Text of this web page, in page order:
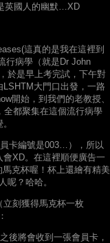
英國人的幽默…XD
這真的是我在這裡到
行病學（就是Dr John
於是早上考完試，下午對
大門口出發，一路
開始，到我們的老教授、
全都聚集在這個流行病學
卡編號是003…），所以
XD。在這裡順便廣告一
克杯喔！杯上還繪有精美
呢？哈哈。
刻獲得馬克杯一枚
後將會收到一張會員卡，